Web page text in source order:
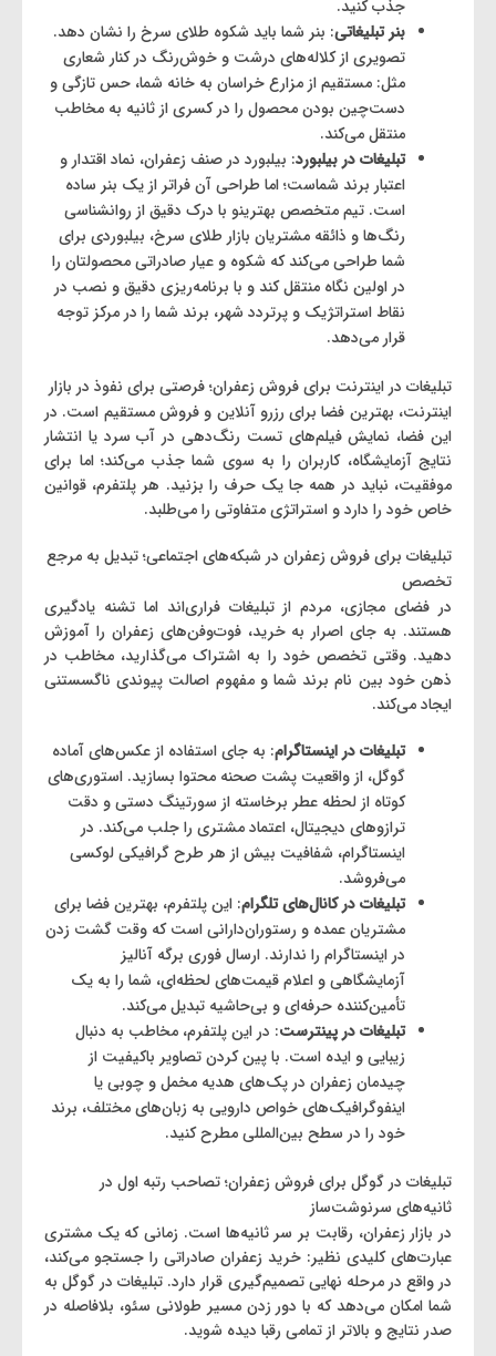
جذب کنید.
بنر تبلیغاتی: بنر شما باید شکوه طلای سرخ را نشان دهد.
تصویری از کلاله‌های درشت و خوش‌رنگ در کنار شعاری
مثل: مستقیم از مزارع خراسان به خانه شما، حس تازگی و
دست‌چین بودن محصول را در کسری از ثانیه به مخاطب
منتقل می‌کند.
تبلیغات در بیلبورد: بیلبورد در صنف زعفران، نماد اقتدار و
اعتبار برند شماست؛ اما طراحی آن فراتر از یک بنر ساده
است. تیم متخصص بهترینو با درک دقیق از روانشناسی
رنگ‌ها و ذائقه مشتریان بازار طلای سرخ، بیلبوردی برای
شما طراحی می‌کند که شکوه و عیار صادراتی محصولتان را
در اولین نگاه منتقل کند و با برنامه‌ریزی دقیق و نصب در
نقاط استراتژیک و پرتردد شهر، برند شما را در مرکز توجه
قرار می‌دهد.
تبلیغات در اینترنت برای فروش زعفران؛ فرصتی برای نفوذ در بازار
اینترنت، بهترین فضا برای رزرو آنلاین و فروش مستقیم است. در
این فضا، نمایش فیلم‌های تست رنگ‌دهی در آب سرد یا انتشار
نتایج آزمایشگاه، کاربران را به سوی شما جذب می‌کند؛ اما برای
موفقیت، نباید در همه جا یک حرف را بزنید. هر پلتفرم، قوانین
خاص خود را دارد و استراتژی متفاوتی را می‌طلبد.
تبلیغات برای فروش زعفران در شبکه‌های اجتماعی؛ تبدیل به مرجع
تخصص
در فضای مجازی، مردم از تبلیغات فراری‌اند اما تشنه‌ یادگیری
هستند. به جای اصرار به خرید، فوت‌وفن‌های زعفران را آموزش
دهید. وقتی تخصص خود را به اشتراک می‌گذارید، مخاطب در
ذهن خود بین نام برند شما و مفهوم اصالت پیوندی ناگسستنی
ایجاد می‌کند.
تبلیغات در اینستاگرام: به جای استفاده از عکس‌های آماده‌
گوگل، از واقعیت پشت صحنه محتوا بسازید. استوری‌های
کوتاه از لحظه‌ عطر برخاسته از سورتینگ دستی و دقت
ترازوهای دیجیتال، اعتماد مشتری را جلب می‌کند. در
اینستاگرام، شفافیت بیش از هر طرح گرافیکی لوکسی
می‌فروشد.
تبلیغات در کانال‌های تلگرام: این پلتفرم، بهترین فضا برای
مشتریان عمده و رستوران‌دارانی است که وقت گشت ‌زدن
در اینستاگرام را ندارند. ارسال فوری برگه آنالیز
آزمایشگاهی و اعلام قیمت‌های لحظه‌ای، شما را به یک
تأمین‌کننده حرفه‌ای و بی‌حاشیه تبدیل می‌کند.
تبلیغات در پینترست: در این پلتفرم، مخاطب به دنبال
زیبایی و ایده است. با پین کردن تصاویر باکیفیت از
چیدمان زعفران در پک‌های هدیه مخمل و چوبی یا
اینفوگرافیک‌های خواص دارویی به زبان‌های مختلف، برند
خود را در سطح بین‌المللی مطرح کنید.
تبلیغات در گوگل برای فروش زعفران؛ تصاحب رتبه اول در
ثانیه‌های سرنوشت‌ساز
در بازار زعفران، رقابت بر سر ثانیه‌ها است. زمانی که یک مشتری
عبارت‌های کلیدی نظیر: خرید زعفران صادراتی را جستجو می‌کند،
در واقع در مرحله‌ نهایی تصمیم‌گیری قرار دارد. تبلیغات در گوگل به
شما امکان می‌دهد که با دور زدن مسیر طولانی سئو، بلافاصله در
صدر نتایج و بالاتر از تمامی رقبا دیده شوید.